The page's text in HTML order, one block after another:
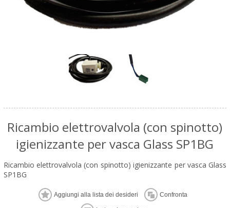
Ricambio elettrovalvola (con spinotto)
igienizzante per vasca Glass SP1BG
Ricambio elettrovalvola (con spinotto) igienizzante per vasca Glass
SP1BG